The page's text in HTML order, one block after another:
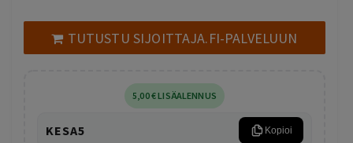
TUTUSTU SIJOITTAJA.FI-PALVELUUN
5 ,00€LISÄALENNUS
KESA5 Kopioi